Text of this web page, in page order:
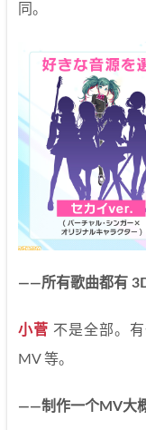
同。
——所有歌曲都有
小菅 不是全部。
MV 等。
——制作一个MV大